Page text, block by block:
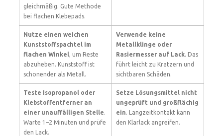
gleichmäßig. Gute Methode
bei flachen Klebepads.
Nutze einen weichen
Kunststoffspachtel im
flachen Winkel, um Reste
abzuheben. Kunststoff ist
schonender als Metall.
Verwende keine
Metallklinge oder
Rasiermesser auf Lack. Das
führt leicht zu Kratzern und
sichtbaren Schäden.
Teste Isopropanol oder
Klebstoffentferner an
einer unauffälligen Stelle.
Warte 1–2 Minuten und prüfe
den Lack.
Setze Lösungsmittel nicht
ungeprüft und großflächig
ein. Langzeitkontakt kann
den Klarlack angreifen.